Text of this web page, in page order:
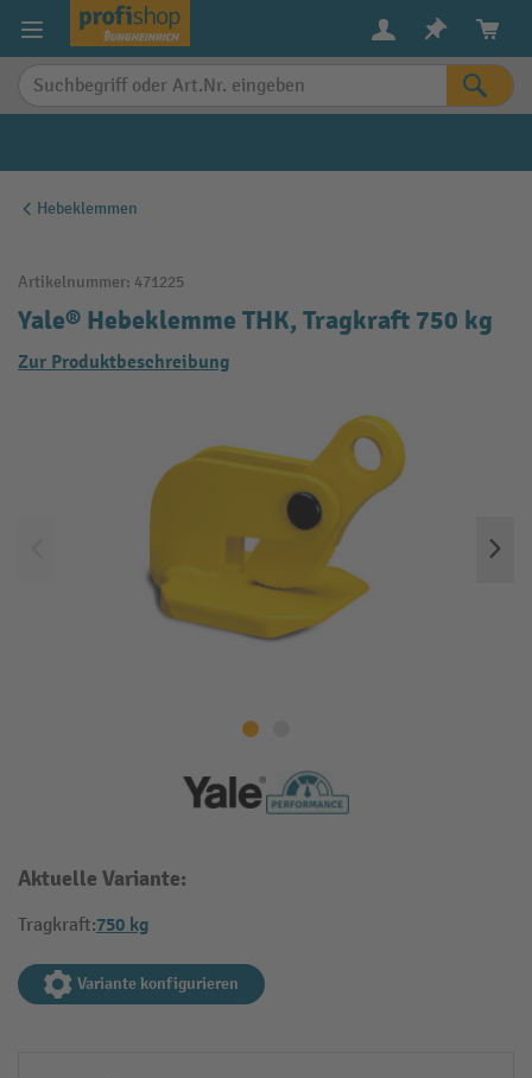
springen
Hebeklemmen
Artikelnummer: 471225
Yale® Hebeklemme THK, Tragkraft 750 kg
Zur Produktbeschreibung
Aktuelle Variante:
Tragkraft:750 kg
Variante konfigurieren